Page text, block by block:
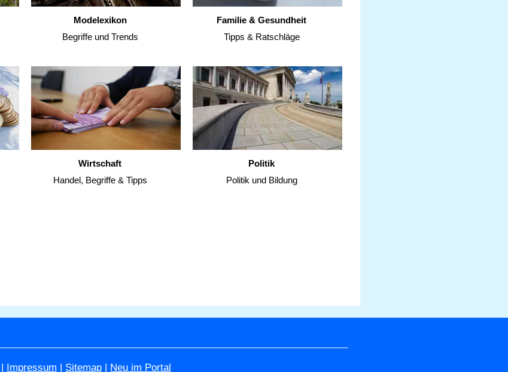
Modelexikon
Begriffe und Trends
Familie & Gesundheit
Tipps & Ratschläge
Wirtschaft
Handel, Begriffe & Tipps
Politik
Politik und Bildung
| Impressum | Sitemap | Neu im Portal